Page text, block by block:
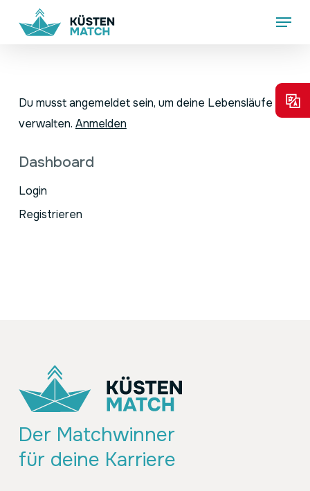
Menu
Du musst angemeldet sein, um deine Lebensläufe zu
verwalten. Anmelden
Dashboard
Login
Registrieren
Der Matchwinner
für deine Karriere